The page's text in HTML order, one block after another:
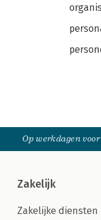
Op werkdagen
Zakelijk
Zakelijke diensten